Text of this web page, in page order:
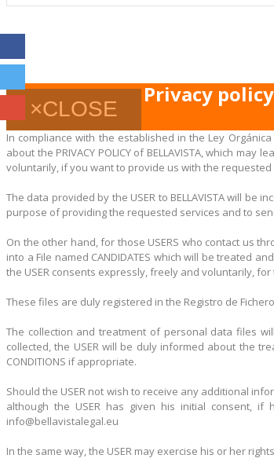
×CLOSE
Privacy policy
In compliance with the established in the Ley
about the PRIVACY POLICY of BELLAVISTA, which
voluntarily, if you want to provide us with the
The data provided by the USER to BELLAVISTA will be
purpose of providing the requested services and to
On the other hand, for those USERS who contact us
into a File named CANDIDATES which will be treated
the USER consents expressly, freely and voluntarily,
These files are duly registered in the Registro de
The collection and treatment of personal data files
collected, the USER will be duly informed about the
CONDITIONS if appropriate.
Should the USER not wish to receive any additional
although the USER has given his initial consent,
info@bellavistalegal.eu
In the same way, the USER may exercise his or her